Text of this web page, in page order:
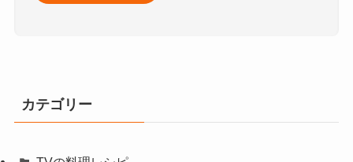
カテゴリー